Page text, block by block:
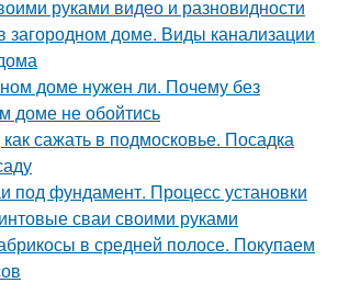
руками видео и разновидности
загородном доме. Виды канализации
доме нужен ли. Почему без
доме не обойтись
сажать в подмосковье. Посадка
под фундамент. Процесс установки
сваи своими руками
в средней полосе. Покупаем